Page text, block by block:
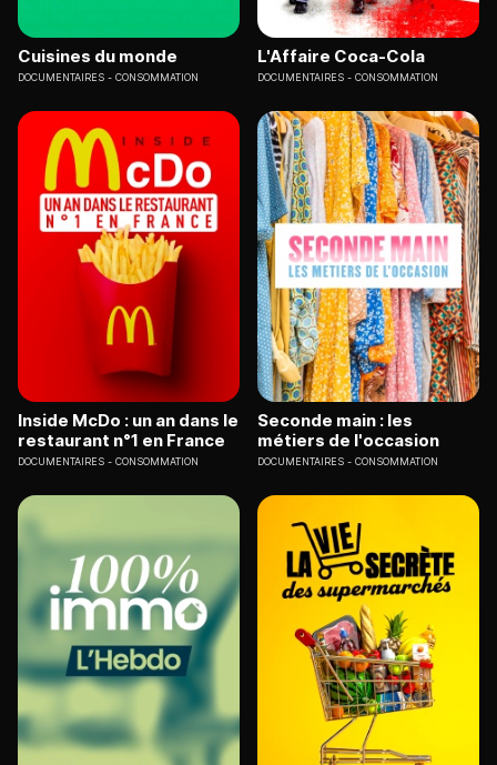
Cuisines du monde
DOCUMENTAIRES CONSOMMATION
L'Affaire Coca-Cola
DOCUMENTAIRES CONSOMMATION
Inside McDo : un an dans le
restaurant n°1 en France
DOCUMENTAIRES CONSOMMATION
Seconde main : les
métiers de l'occasion
DOCUMENTAIRES CONSOMMATION